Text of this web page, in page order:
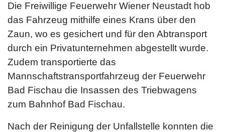
Die Freiwillige Feuerwehr Wiener Neustadt hob
das Fahrzeug mithilfe eines Krans über den
Zaun, wo es gesichert und für den Abtransport
durch ein Privatunternehmen abgestellt wurde.
Zudem transportierte das
Mannschaftstransportfahrzeug der Feuerwehr
Bad Fischau die Insassen des Triebwagens
zum Bahnhof Bad Fischau.
Nach der Reinigung der Unfallstelle konnten die